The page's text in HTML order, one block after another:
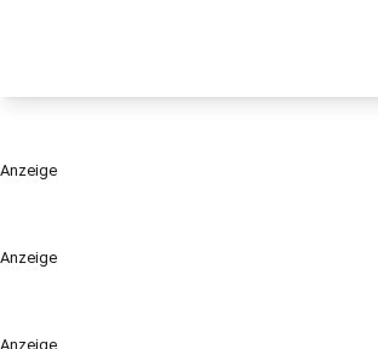
Anzeige
Anzeige
Anzeige